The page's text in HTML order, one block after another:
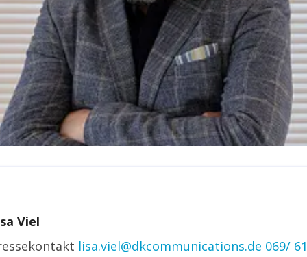
Viel
lisa.viel@dkcommunications.de 069/ 61